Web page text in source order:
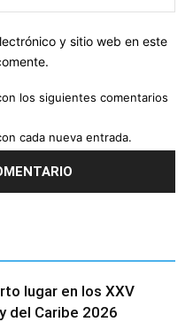
y sitio web en este
los siguientes comentarios
cada nueva entrada.
lugar en los XXV
del Caribe 2026